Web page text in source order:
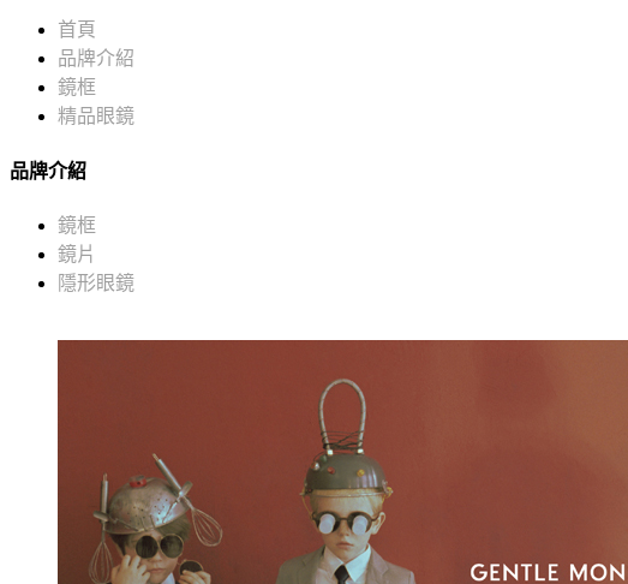
首頁
品牌介紹
鏡框
精品眼鏡
品牌介紹
鏡框
鏡片
隱形眼鏡